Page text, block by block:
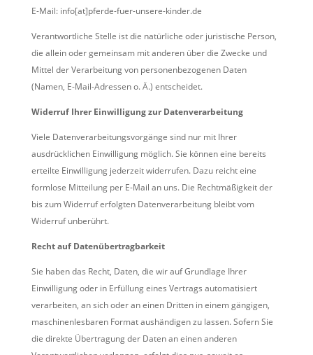
E-Mail: info[at]pferde-fuer-unsere-kinder.de
Verantwortliche Stelle ist die natürliche oder juristische Person,
die allein oder gemeinsam mit anderen über die Zwecke und
Mittel der Verarbeitung von personenbezogenen Daten
(Namen, E-Mail-Adressen o. Ä.) entscheidet.
Widerruf Ihrer Einwilligung zur Datenverarbeitung
Viele Datenverarbeitungsvorgänge sind nur mit Ihrer
ausdrücklichen Einwilligung möglich. Sie können eine bereits
erteilte Einwilligung jederzeit widerrufen. Dazu reicht eine
formlose Mitteilung per E-Mail an uns. Die Rechtmäßigkeit der
bis zum Widerruf erfolgten Datenverarbeitung bleibt vom
Widerruf unberührt.
Recht auf Datenübertragbarkeit
Sie haben das Recht, Daten, die wir auf Grundlage Ihrer
Einwilligung oder in Erfüllung eines Vertrags automatisiert
verarbeiten, an sich oder an einen Dritten in einem gängigen,
maschinenlesbaren Format aushändigen zu lassen. Sofern Sie
die direkte Übertragung der Daten an einen anderen